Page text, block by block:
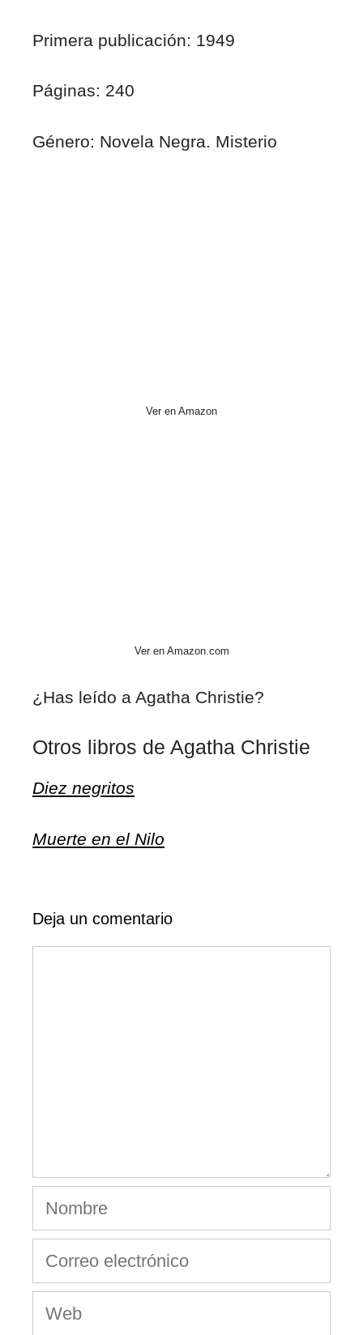
Primera publicación: 1949
Páginas: 240
Género: Novela Negra. Misterio
Ver en Amazon
Ver en Amazon.com
¿Has leído a Agatha Christie?
Otros libros de Agatha Christie
Diez negritos
Muerte en el Nilo
Deja un comentario